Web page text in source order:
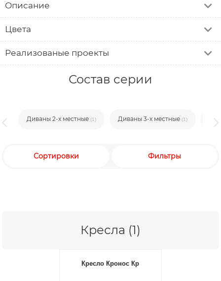
Описание
Цвета
Реализованые проекты
Состав серии
Диваны 2-х местные(1) Диваны 3-х местные(1)
Сортировки Фильтры
Кресла (1)
Кресло Кронос Кр